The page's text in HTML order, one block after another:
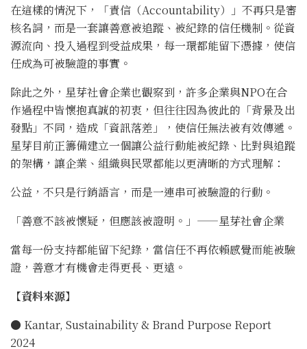
在這樣的情況下，「責信（Accountability）」不再只是審
核名詞，而是一套讓善意被追蹤、被紀錄的信任機制。從資
源流向、投入過程到受益成果，每一環都能留下憑據，使信
任成為可被驗證的事實。
除此之外，星芽社會企業也觀察到，許多企業與NPO在合
作過程中皆懷抱真誠的初衷，但往往因為彼此的「背景及出
發點」不同，造成「資訊落差」，使信任無法被有效傳遞。
星芽目前正籌備建立一個讓公益行動能被紀錄、比對與追蹤
的架構，讓企業、組織與民眾都能以更清晰的方式理解：
公益，不只是行銷語言，而是一連串可被驗證的行動。
「善意不該被懷疑，但應該被證明。」——星芽社會企業
當每一份支持都能留下紀錄，當信任不再依賴感覺而能被驗
證，善意才有機會走得更長、更遠。
【資料來源】
● Kantar, Sustainability & Brand Purpose Report
2024